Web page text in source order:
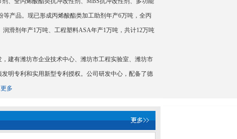
产品。现已形成丙烯酸酯类加工助剂年产6万吨，全丙
滑剂年产1万吨、工程塑料ASA年产1万吨，共计12万吨
建有潍坊市企业技术中心、潍坊市工程实验室、潍坊市
明专利和实用新型专利授权。公司研发中心，配备了德
更多